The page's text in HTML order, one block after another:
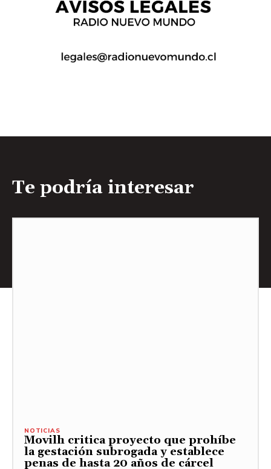
Te podría interesar
NOTICIAS
Movilh critica proyecto que prohíbe
la gestación subrogada y establece
penas de hasta 20 años de cárcel